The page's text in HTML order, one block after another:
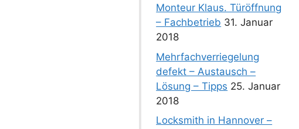
Monteur Klaus. Türöffnung
– Fachbetrieb 31. Januar
2018
Mehrfachverriegelung
defekt – Austausch –
Lösung – Tipps 25. Januar
2018
Locksmith in Hannover –